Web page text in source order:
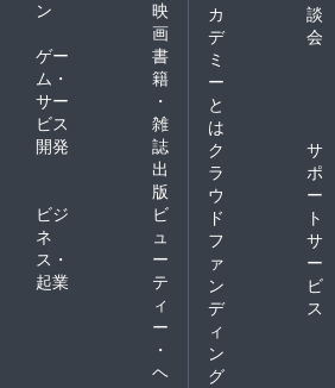
ン
映
画
ゲー
ム・
サー
ビス
開発
書
籍
・
雑
誌
出
版
ビジ
ネ
ス・
起業
ビ
ュ
ー
テ
ィ
ー
・
ヘ
カ
デ
ミ
ー
と
は
談
会
ク
ラ
ウ
ド
フ
ァ
ン
デ
ィ
ン
グ
サ
ポ
ー
ト
サ
ー
ビ
ス